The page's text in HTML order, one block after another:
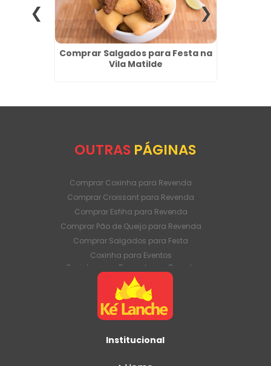
Comprar Salgados para Festa na
Vila Matilde
OUTRAS PÁGINAS
Comprar Coxinha para Revenda
Comprar Croissant para Revenda
Comprar Esfiha para Revenda
Comprar Pão de Queijo para Revenda
Comprar Salgados para Festa
Coxinha para Eventos
Coxinha para Revenda em Grande
Quantidade
Coxinha para Venda Direto da Fábrica
Coxinha para Venda em Atacado
Croissant para Revenda em Grande
Croissant para Venda Direto da Fábrica
Institucional